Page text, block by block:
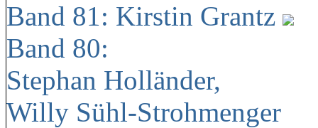
Band 81: Kirstin Grantz
Band 80:
Stephan Holländer,
Willy Sühl-Strohmenger